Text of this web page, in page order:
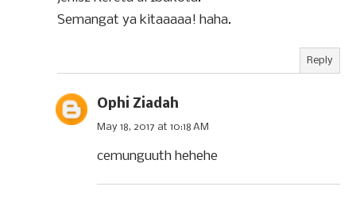
Semangat ya kitaaaaa! haha.
Reply
Ophi Ziadah
May 18, 2017 at 10:18 AM
cemunguuth hehehe